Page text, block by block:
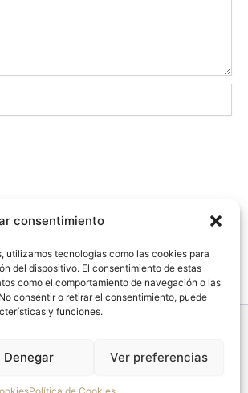
consentimiento
utilizamos tecnologías como las cookies para
del dispositivo. El consentimiento de estas
como el comportamiento de navegación o las
consentir o retirar el consentimiento, puede
y funciones.
Denegar Ver preferencias
los derechos © 2026 Mettcom